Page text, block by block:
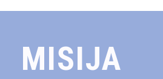
MISIJA